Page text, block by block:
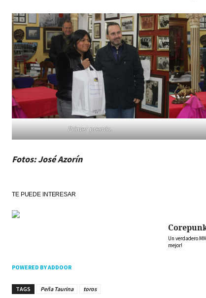
Primer premio.
Fotos: José Azorín
TE PUEDE INTERESAR
Un verdadero
mejor!
POWERED BY ADDOOR
TAGS Peña Taurina toros